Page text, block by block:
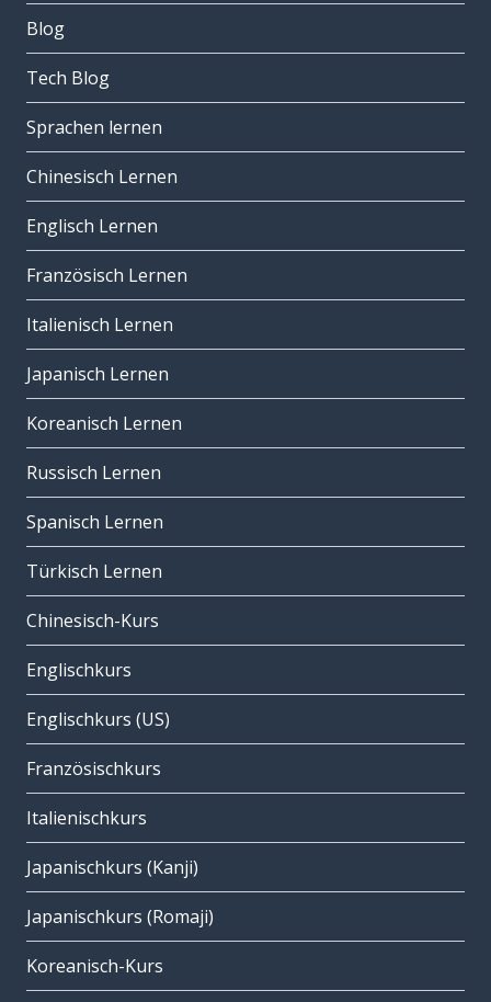
Blog
Tech Blog
Sprachen lernen
Chinesisch Lernen
Englisch Lernen
Französisch Lernen
Italienisch Lernen
Japanisch Lernen
Koreanisch Lernen
Russisch Lernen
Spanisch Lernen
Türkisch Lernen
Chinesisch-Kurs
Englischkurs
Englischkurs (US)
Französischkurs
Italienischkurs
Japanischkurs (Kanji)
Japanischkurs (Romaji)
Koreanisch-Kurs